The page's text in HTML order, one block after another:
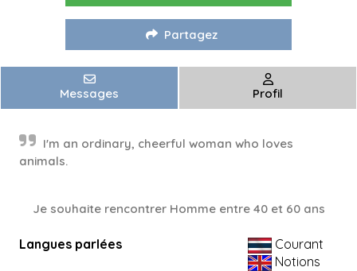
Partagez
Messages Profil
I'm an ordinary, cheerful woman who loves
animals.
Je souhaite rencontrer Homme entre 40 et 60 ans
Langues parlées
Courant
Notions